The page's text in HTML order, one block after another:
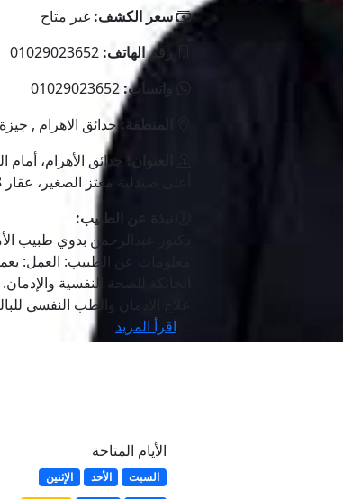
الأيام المتاحة
السبت الأحد
الإثنين
سعر الكشف: غير متاح
رقم الهاتف: 01029023652
واتساب: 01029023652
المنطقة:حدائق الاهرام , جيزة
العنوان: حدائق الأهرام، أمام
أعلى صيدلية معتز الصغير، عقار 178 ج، الدور الثاني
نبذة عن الطبيب:
دكتور عبدالرحمن بدوي طبيب
معلومات عن الطبيب: العمل:
الخانكة للصحة النفسية
علاج الإدمان والطب النفسي
اقرأ المزيد